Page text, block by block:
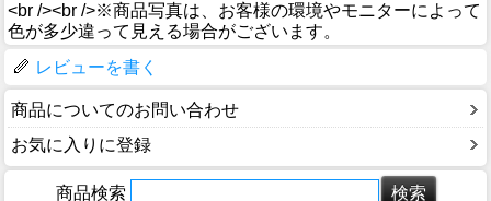
<br /><br />※商品写真は、お客様の環境やモニターによって
色が多少違って見える場合がございます。
レビューを書く
商品についてのお問い合わせ
お気に入りに登録
商品検索